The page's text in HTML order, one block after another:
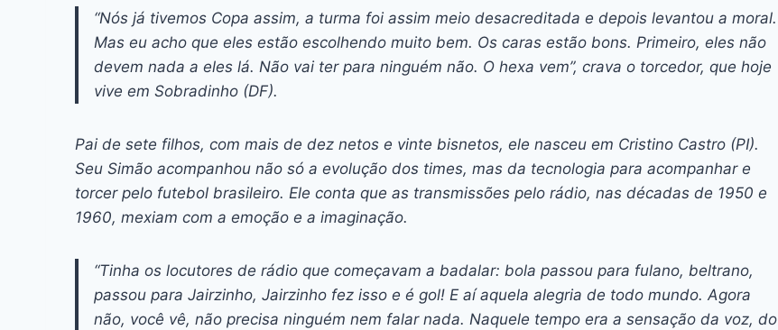
“Nós já tivemos Copa assim, a turma foi assim meio desacreditada e depois levantou a moral.
Mas eu acho que eles estão escolhendo muito bem. Os caras estão bons. Primeiro, eles não
devem nada a eles lá. Não vai ter para ninguém não. O hexa vem”, crava o torcedor, que hoje
vive em Sobradinho (DF).
Pai de sete filhos, com mais de dez netos e vinte bisnetos, ele nasceu em Cristino Castro (PI).
Seu Simão acompanhou não só a evolução dos times, mas da tecnologia para acompanhar e
torcer pelo futebol brasileiro. Ele conta que as transmissões pelo rádio, nas décadas de 1950 e
1960, mexiam com a emoção e a imaginação.
“Tinha os locutores de rádio que começavam a badalar: bola passou para fulano, beltrano,
passou para Jairzinho, Jairzinho fez isso e é gol! E aí aquela alegria de todo mundo. Agora
não, você vê, não precisa ninguém nem falar nada. Naquele tempo era a sensação da voz, do